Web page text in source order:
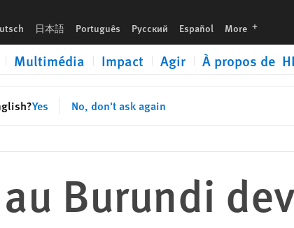
日本語 Português Русский Español More languages
Multimédia Impact Agir À propos de
Yes No, don't ask again
Burundi